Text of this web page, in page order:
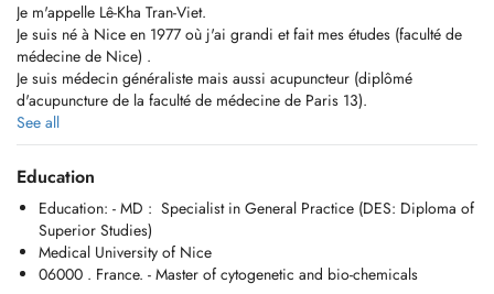
Je m'appelle Lê-Kha Tran-Viet.
Je suis né à Nice en 1977 où j'ai grandi et fait mes études (faculté de
médecine de Nice) .
Je suis médecin généraliste mais aussi acupuncteur (diplômé
d'acupuncture de la faculté de médecine de Paris 13).
Depuis 2009 jusqu'en 2015, j' ai travaillé en tant que médecin
généraliste et acupuncteur en France et aux Pays- bas. En 2015, je m'
installe à Liège après avoir rencontré une certaine Alexandra (-;
Je travaille actuellement en tant que médecin généraliste à Louvain
(huisartsenplus.be) à mi - temps. Je souhaite consacrer l' autre moitié
de mon temps professionnel à l' acupuncture.
See all
Education
Education: - MD : Specialist in General Practice (DES: Diploma of
Superior Studies)
Medical University of Nice
06000 . France. - Master of cytogenetic and bio-chemicals